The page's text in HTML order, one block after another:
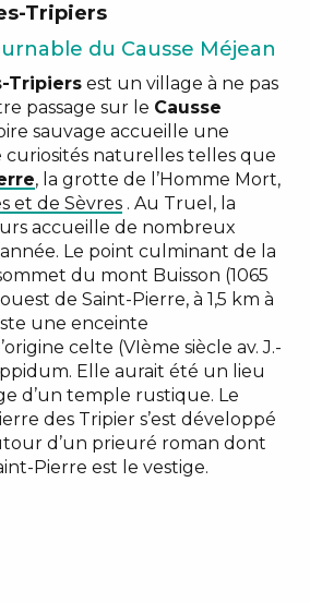
Tripiers
du Causse Méjean
Tripiers est un village à ne pas
passage sur le Causse
sauvage accueille une
curiosités naturelles telles que
, la grotte de l’Homme Mort,
et de Sèvres . Au Truel, la
accueille de nombreux
Le point culminant de la
du mont Buisson (1065
de Saint-Pierre, à 1,5 km à
une enceinte
celte (VIème siècle av. J.-
Elle aurait été un lieu
d’un temple rustique. Le
des Tripier s’est développé
d’un prieuré roman dont
Pierre est le vestige.